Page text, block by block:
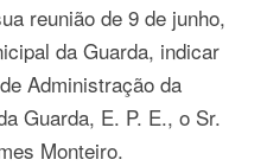
reunião de 9 de junho,
da Guarda, indicar
Administração da
Guarda, E. P. E., o Sr.
Monteiro.